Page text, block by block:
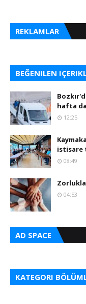
REKLAMLAR
BEĞENILEN
hafta
12:25
istisare
08:49
04:53
AD SPACE
KATEGORI